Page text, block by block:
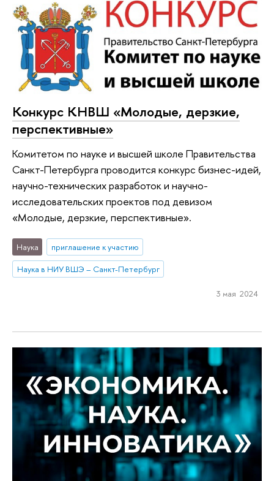
Конкурс КНВШ «Молодые, дерзкие,
перспективные»
Комитетом по науке и высшей школе Правительства
Санкт-Петербурга проводится конкурс бизнес-идей,
научно-технических разработок и научно-
исследовательских проектов под девизом
«Молодые, дерзкие, перспективные».
Наука
приглашение к участию
Наука в НИУ ВШЭ – Санкт-Петербург
3 мая 2024